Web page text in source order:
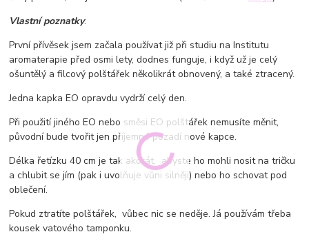
Vlastní poznatky:
První přívěsek jsem začala používat již při studiu na Institutu
aromaterapie před osmi lety, dodnes funguje, i když už je celý
ošuntělý a filcový polštářek několikrát obnovený, a také ztracený.
Jedna kapka EO opravdu vydrží celý den.
Při použití jiného EO nebo směsi EO polštářek nemusíte měnit,
původní bude tvořit jen příjemné pozadí nové kapce.
Délka řetízku 40 cm je tak akorát, abyste ho mohli nosit na tričku
a chlubit se jím (pak i uvolňuje vůni silněji) nebo ho schovat pod
oblečení.
Pokud ztratíte polštářek, vůbec nic se neděje. Já používám třeba
kousek vatového tamponku.